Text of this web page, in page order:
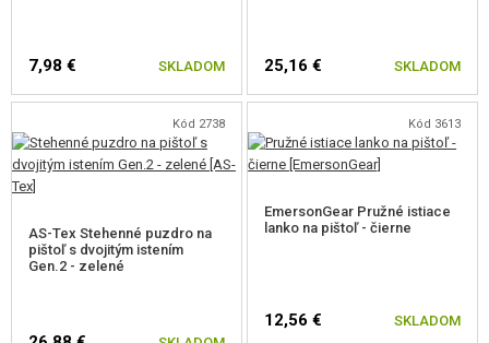
7,98 € SKLADOM 25,16 € SKLADOM
Kód 2738
AS-Tex Stehenné puzdro na
pištoľ s dvojitým istením
Gen.2 - zelené
Kód 3613
EmersonGear Pružné istiace
lanko na pištoľ - čierne
12,56 € SKLADOM